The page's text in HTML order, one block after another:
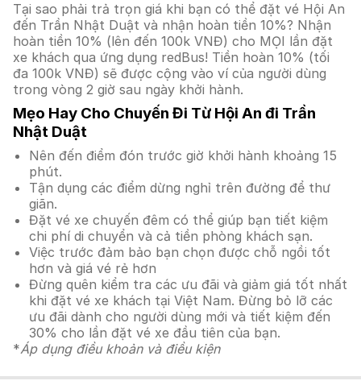
Tại sao phải trả trọn giá khi bạn có thể đặt vé Hội An
đến Trần Nhật Duật và nhận hoàn tiền 10%? Nhận
hoàn tiền 10% (lên đến 100k VNĐ) cho MỌI lần đặt
xe khách qua ứng dụng redBus! Tiền hoàn 10% (tối
đa 100k VNĐ) sẽ được cộng vào ví của người dùng
trong vòng 2 giờ sau ngày khởi hành.
Mẹo Hay Cho Chuyến Đi Từ Hội An đi Trần
Nhật Duật
Nên đến điểm đón trước giờ khởi hành khoảng 15
phút.
Tận dụng các điểm dừng nghỉ trên đường để thư
giãn.
Đặt vé xe chuyến đêm có thể giúp bạn tiết kiệm
chi phí di chuyển và cả tiền phòng khách sạn.
Việc trước đảm bảo bạn chọn được chỗ ngồi tốt
hơn và giá vé rẻ hơn
Đừng quên kiểm tra các ưu đãi và giảm giá tốt nhất
khi đặt vé xe khách tại Việt Nam. Đừng bỏ lỡ các
ưu đãi dành cho người dùng mới và tiết kiệm đến
30% cho lần đặt vé xe đầu tiên của bạn.
*Áp dụng điều khoản và điều kiện